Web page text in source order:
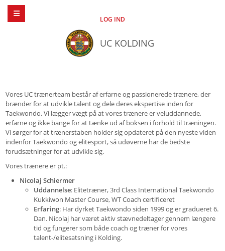
LOG IND
UC KOLDING
Vores UC trænerteam består af erfarne og passionerede trænere, der
brænder for at udvikle talent og dele deres ekspertise inden for
Taekwondo. Vi lægger vægt på at vores trænere er veluddannede,
erfarne og ikke bange for at tænke ud af boksen i forhold til træningen.
Vi sørger for at trænerstaben holder sig opdateret på den nyeste viden
indenfor Taekwondo og elitesport, så udøverne har de bedste
forudsætninger for at udvikle sig.
Vores trænere er pt.:
Nicolaj Schiermer
Uddannelse: Elitetræner, 3rd Class International Taekwondo
Kukkiwon Master Course, WT Coach certificeret
Erfaring: Har dyrket Taekwondo siden 1999 og er gradueret 6.
Dan. Nicolaj har været aktiv stævnedeltager gennem længere
tid og fungerer som både coach og træner for vores
talent-/elitesatsning i Kolding.